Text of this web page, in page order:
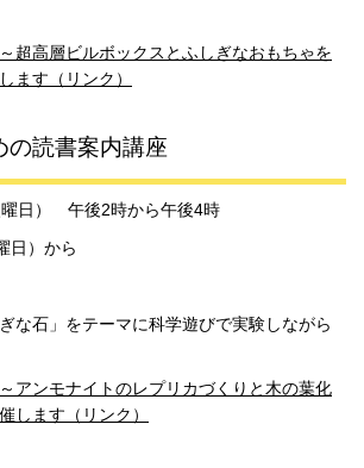
超高層ビルボックスとふしぎなおもちゃを
ます（リンク）
の読書案内講座
曜日） 午後2時から午後4時
日）から
な石」をテーマに科学遊びで実験しながら
アンモナイトのレプリカづくりと木の葉化
します（リンク）